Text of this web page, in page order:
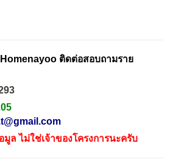
ติดต่อสอบถามราย
มูล ไม่ใช่เจ้าของโครงการนะครับ